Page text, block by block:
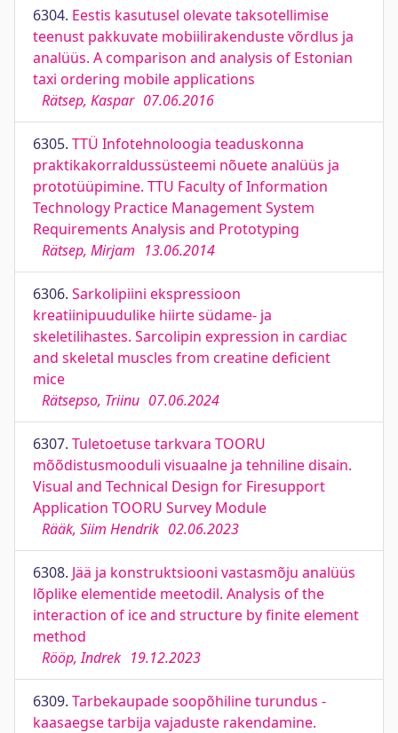
6304. Eestis kasutusel olevate taksotellimise
teenust pakkuvate mobiilirakenduste võrdlus ja
analüüs. A comparison and analysis of Estonian
taxi ordering mobile applications
Rätsep, Kaspar 07.06.2016
6305. TTÜ Infotehnoloogia teaduskonna
praktikakorraldussüsteemi nõuete analüüs ja
prototüüpimine. TTU Faculty of Information
Technology Practice Management System
Requirements Analysis and Prototyping
Rätsep, Mirjam 13.06.2014
6306. Sarkolipiini ekspressioon
kreatiinipuudulike hiirte südame- ja
skeletilihastes. Sarcolipin expression in cardiac
and skeletal muscles from creatine deficient
mice
Rätsepso, Triinu 07.06.2024
6307. Tuletoetuse tarkvara TOORU
mõõdistusmooduli visuaalne ja tehniline disain.
Visual and Technical Design for Firesupport
Application TOORU Survey Module
Rääk, Siim Hendrik 02.06.2023
6308. Jää ja konstruktsiooni vastasmõju analüüs
lõplike elementide meetodil. Analysis of the
interaction of ice and structure by finite element
method
Rööp, Indrek 19.12.2023
6309. Tarbekaupade soopõhiline turundus -
kaasaegse tarbija vajaduste rakendamine.